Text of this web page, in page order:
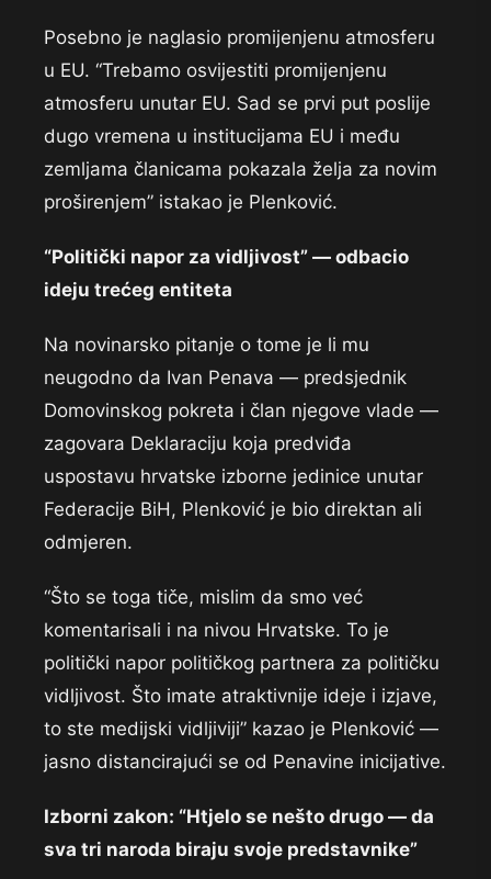
Posebno je naglasio promijenjenu atmosferu
u EU. “Trebamo osvijestiti promijenjenu
atmosferu unutar EU. Sad se prvi put poslije
dugo vremena u institucijama EU i među
zemljama članicama pokazala želja za novim
proširenjem” istakao je Plenković.
“Politički napor za vidljivost” — odbacio
ideju trećeg entiteta
Na novinarsko pitanje o tome je li mu
neugodno da Ivan Penava — predsjednik
Domovinskog pokreta i član njegove vlade —
zagovara Deklaraciju koja predviđa
uspostavu hrvatske izborne jedinice unutar
Federacije BiH, Plenković je bio direktan ali
odmjeren.
“Što se toga tiče, mislim da smo već
komentarisali i na nivou Hrvatske. To je
politički napor političkog partnera za političku
vidljivost. Što imate atraktivnije ideje i izjave,
to ste medijski vidljiviji” kazao je Plenković —
jasno distancirajući se od Penavine inicijative.
Izborni zakon: “Htjelo se nešto drugo — da
sva tri naroda biraju svoje predstavnike”